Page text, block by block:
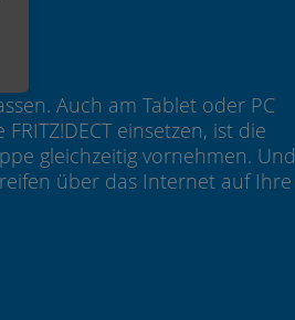
Auch am Tablet oder PC
einsetzen, ist die
gleichzeitig vornehmen. Und
über das Internet auf Ihre